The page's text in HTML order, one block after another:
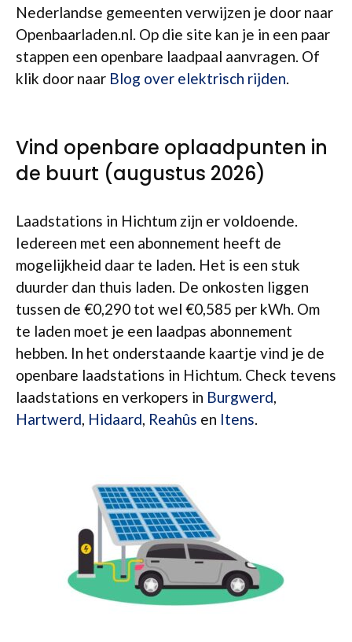
Nederlandse gemeenten verwijzen je door naar
Openbaarladen.nl. Op die site kan je in een paar
stappen een openbare laadpaal aanvragen. Of
klik door naar Blog over elektrisch rijden.
Vind openbare oplaadpunten in
de buurt (augustus 2026)
Laadstations in Hichtum zijn er voldoende.
Iedereen met een abonnement heeft de
mogelijkheid daar te laden. Het is een stuk
duurder dan thuis laden. De onkosten liggen
tussen de €0,290 tot wel €0,585 per kWh. Om
te laden moet je een laadpas abonnement
hebben. In het onderstaande kaartje vind je de
openbare laadstations in Hichtum. Check tevens
laadstations en verkopers in Burgwerd,
Hartwerd, Hidaard, Reahûs en Itens.